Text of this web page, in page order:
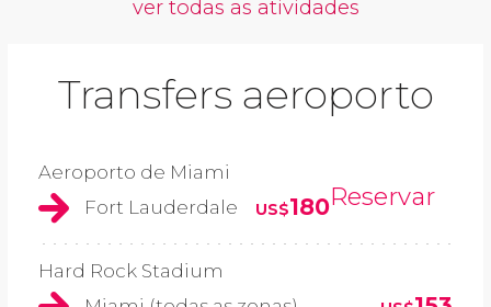
ver todas as atividades
Transfers aeroporto
Aeroporto de Miami
Fort Lauderdale
US$180Reservar
Hard Rock Stadium